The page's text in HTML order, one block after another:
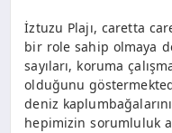
İztuzu Plajı, caretta
bir role sahip olmaya
sayıları, koruma
olduğunu
deniz
hepimizin sorumluluk